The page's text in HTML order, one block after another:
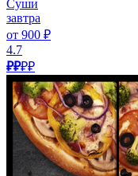
Суши
завтра
от 900 ₽
4.7
₽₽₽₽